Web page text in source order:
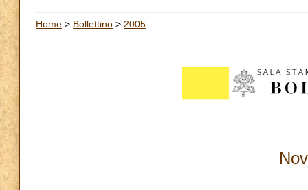
Home > Bollettino > 2005